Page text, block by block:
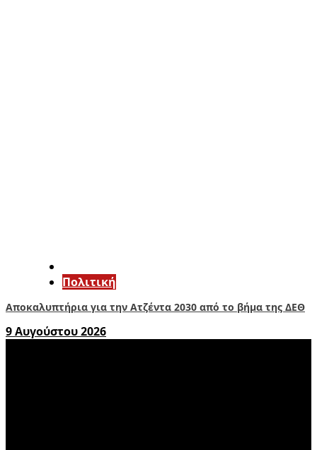
Πολιτική
Αποκαλυπτήρια για την Ατζέντα 2030 από το βήμα της ΔΕΘ
9 Αυγούστου 2026